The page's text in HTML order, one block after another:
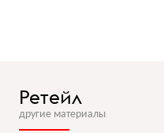
Ретейл
другие материалы